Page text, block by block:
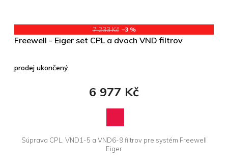
7 233 Kč –3 %
Freewell - Eiger set CPL a dvoch VND filtrov
prodej ukončený
6 977 Kč
Súprava CPL, VND1-5 a VND6-9 filtrov pre systém Freewell
Eiger